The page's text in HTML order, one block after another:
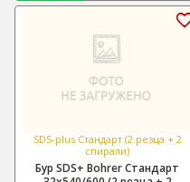
SDS-plus Стандарт (2 резца + 2
спирали)
Бур SDS+ Bohrer Стандарт